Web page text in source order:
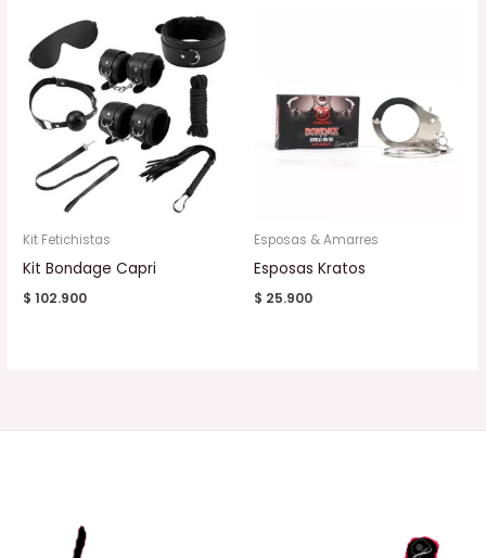
Kit Fetichistas
Kit Bondage Capri
$ 102.900
Esposas & Amarres
Esposas Kratos
$ 25.900